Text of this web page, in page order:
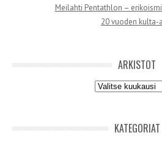
Meilahti Pentathlon –
20 vuoden kulta-
ARKISTOT
Arkistot
KATEGORIAT